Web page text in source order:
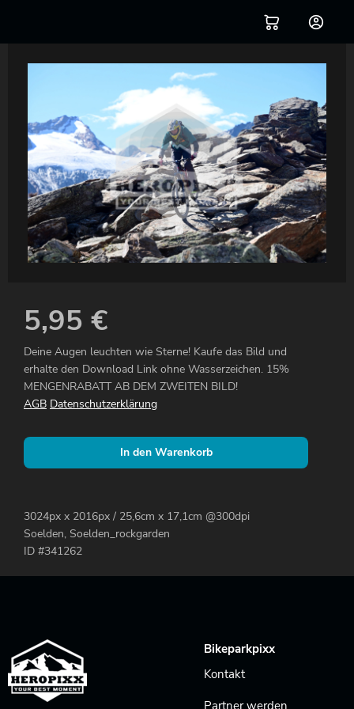
5,95 €
Deine Augen leuchten wie Sterne! Kaufe das Bild und
erhalte den Download Link ohne Wasserzeichen. 15%
MENGENRABATT AB DEM ZWEITEN BILD!
AGB Datenschutzerklärung
In den Warenkorb
3024px x 2016px / 25,6cm x 17,1cm @300dpi
Soelden, Soelden_rockgarden
ID #341262
Bikeparkpixx
Kontakt
Partner werden